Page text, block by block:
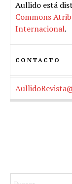
Aullido está
Commons
Internacional.
CONTACTO